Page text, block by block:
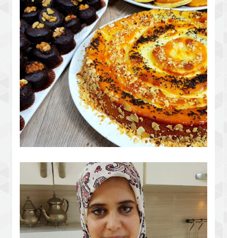
براونيز بريستيج معلك لكيكة خطييييرة
حصريا مع زنوبة